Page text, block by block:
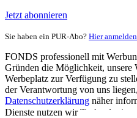
Jetzt abonnieren
Sie haben ein PUR-Abo? Hier anmelden.
FONDS professionell mit
Gründen die Möglichkeit, unsere
Werbeplatz zur Verfügung zu
der Verantwortung von uns
Datenschutzerklärung näher
Dienste nutzen wir Technologien